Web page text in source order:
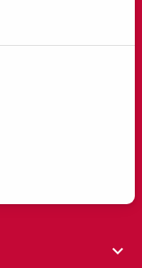
expand_more